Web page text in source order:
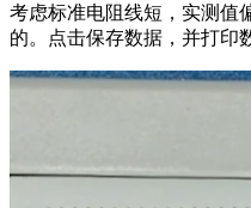
考虑标准电阻线短，实测值
的。点击保存数据，并打印